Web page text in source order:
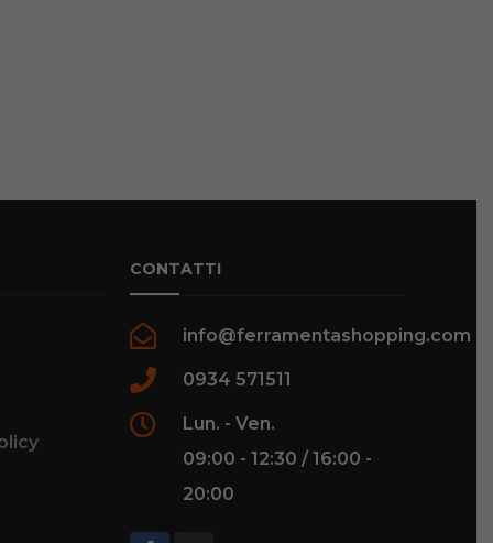
CONTATTI
info@ferramentashopping.com
0934 571511
Lun. - Ven.
09:00 - 12:30 / 16:00 -
20:00